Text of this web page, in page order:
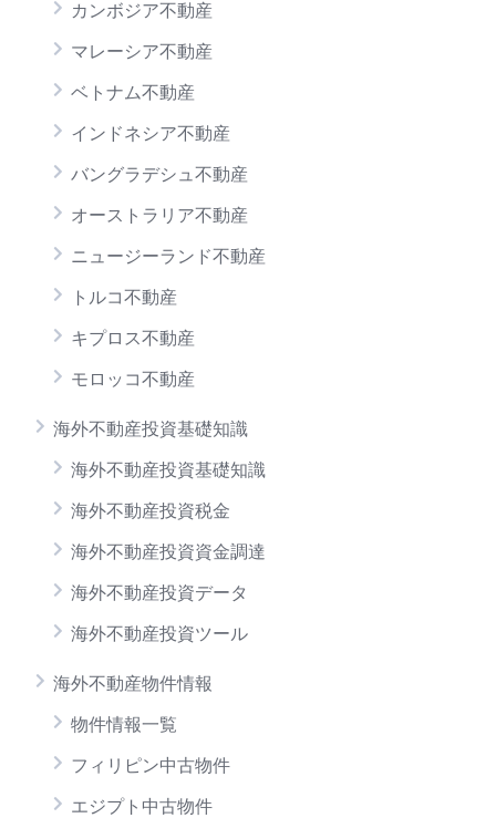
カンボジア不動産
マレーシア不動産
ベトナム不動産
インドネシア不動産
バングラデシュ不動産
オーストラリア不動産
ニュージーランド不動産
トルコ不動産
キプロス不動産
モロッコ不動産
海外不動産投資基礎知識
海外不動産投資基礎知識
海外不動産投資税金
海外不動産投資資金調達
海外不動産投資データ
海外不動産投資ツール
海外不動産物件情報
物件情報一覧
フィリピン中古物件
エジプト中古物件